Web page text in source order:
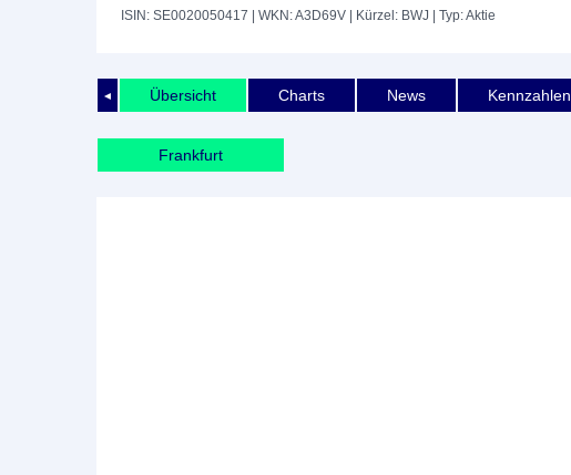
ISIN: SE0020050417 | WKN: A3D69V | Kürzel: BWJ | Typ: Aktie
◄ Übersicht Charts News Kennzahlen
Frankfurt